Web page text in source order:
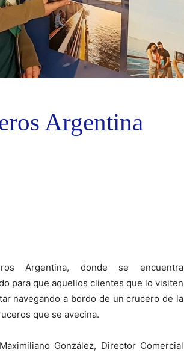
Argentina
Argentina, donde se encuentra
para que aquellos clientes que lo visiten
navegando a bordo de un crucero de la
que se avecina.
González, Director Comercial